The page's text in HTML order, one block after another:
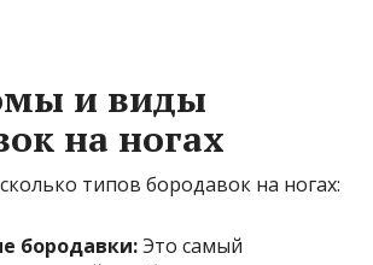
и виды
на ногах
типов бородавок на ногах:
бородавки:Это самый